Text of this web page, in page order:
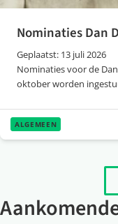
Nominaties Dan
Geplaatst: 13 juli 2026
Nominaties voor de
oktober worden
ALGEMEEN